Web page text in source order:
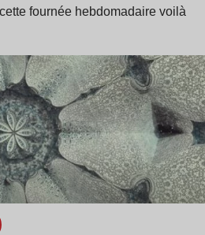
fournée hebdomadaire voilà